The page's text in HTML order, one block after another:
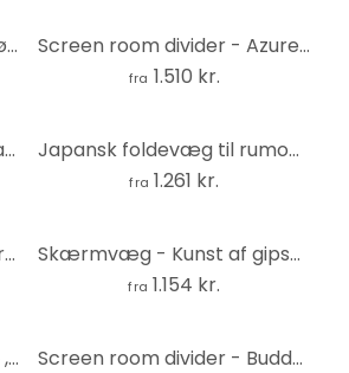
Rumdeler - Historien i et skørt, 3-delt Screen room divider - Azure paradise, 5-delt - 225x172 cm
fra 1.510 kr.
Skærm til rumopdeling - Harmony, 3-delt Japansk foldevæg til rumopdeling - Retro magnolier, 3-delt
fra 1.261 kr.
Rumdeler - Mælkebøtteverden, 3-delt - 135x172 cm Skærmvæg - Kunst af gipsornamenter, 3-delt
fra 1.154 kr.
Rumdeler - Vinter i Alperne , 5-delt - 225x172 cm Screen room divider - Buddha smile (orange) , 5-delt - 225x172 cm